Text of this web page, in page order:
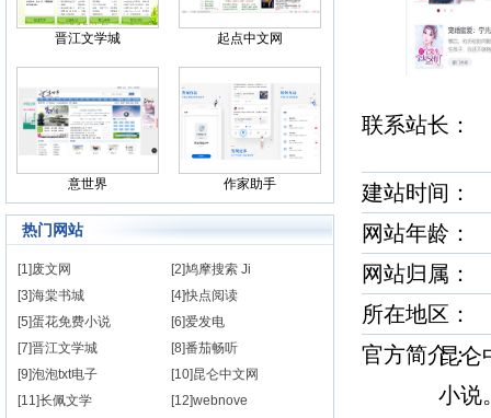
晋江文学城 起点中文网
意世界 作家助手
热门网站
[1]废文网
[2]鸠摩搜索 Ji
[3]海棠书城
[4]快点阅读
[5]蛋花免费小说
[6]爱发电
[7]晋江文学城
[8]番茄畅听
[9]泡泡txt电子
[10]昆仑中文网
[11]长佩文学
[12]webnove
联系站长
建站时间
网站年龄：
网站归属：
所在地区
官方简介
昆仑
小说